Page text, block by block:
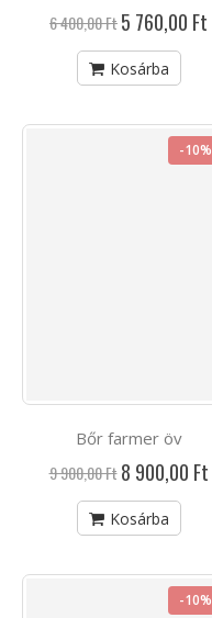
6 400,00 Ft Akciós
ár
5 760,00 Ft
Kosárba
-10%
Bőr farmer öv
9 900,00 Ft Akciós
ár
8 900,00 Ft
Kosárba
-10%